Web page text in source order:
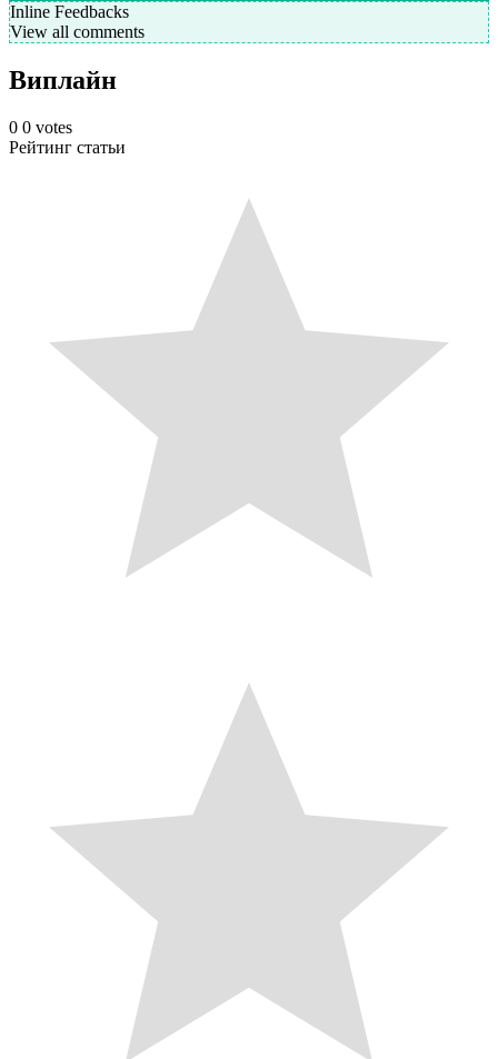
Inline Feedbacks
View all comments
Виплайн
0 0 votes
Рейтинг статьи